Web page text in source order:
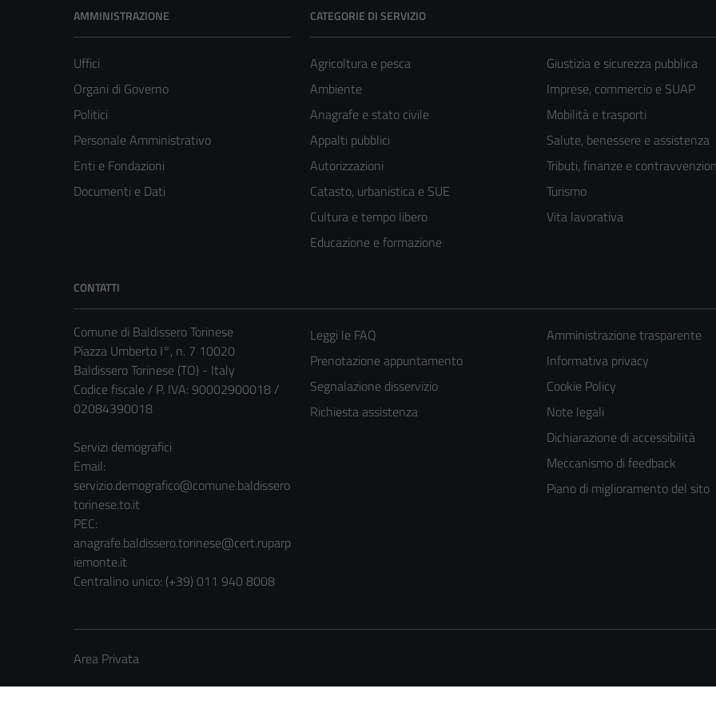
AMMINISTRAZIONE
Uffici
Organi di Governo
Politici
Personale Amministrativo
Enti e Fondazioni
Documenti e Dati
CATEGORIE DI SERVIZIO
Agricoltura e pesca
Ambiente
Anagrafe e stato civile
Appalti pubblici
Autorizzazioni
Catasto, urbanistica e SUE
Cultura e tempo libero
Educazione e formazione
Giustizia e sicurezza pubblica
Imprese, commercio e SUAP
Mobilità e trasporti
Salute, benessere e assistenza
Tributi, finanze e
Turismo
Vita lavorativa
CONTATTI
Comune di Baldissero Torinese
Piazza Umberto I°, n. 7 10020
Baldissero Torinese (TO) - Italy
Codice fiscale / P. IVA: 90002900018 /
02084390018
Servizi demografici
Email:
servizio.demografico@comune.baldissero
torinese.to.it
PEC:
anagrafe.baldissero.torinese@cert.ruparp
iemonte.it
Centralino unico: (+39) 011 940 8008
Leggi le FAQ
Prenotazione appuntamento
Segnalazione disservizio
Richiesta assistenza
Amministrazione trasparente
Informativa privacy
Cookie Policy
Note legali
Dichiarazione di accessibilità
Meccanismo di feedback
Piano di miglioramento del sito
Area Privata
funzionamento
essere